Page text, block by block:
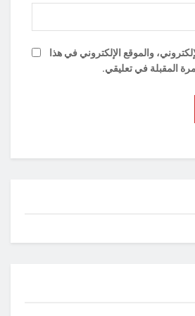
والموقع الإلكتروني في هذا
المقبلة في تعليقي.